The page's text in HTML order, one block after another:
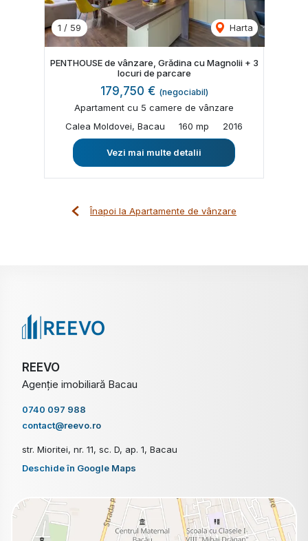
1 / 59 Harta
PENTHOUSE de vânzare, Grădina cu Magnolii + 3
locuri de parcare
179,750 € (negociabil)
Apartament cu 5 camere de vânzare
Calea Moldovei, Bacau
160 mp 2016
Vezi mai multe detalii
Înapoi la Apartamente de vânzare
REEVO
Agenție imobiliară Bacau
0740 097 988
contact@reevo.ro
str. Mioritei, nr. 11, sc. D, ap. 1, Bacau
Deschide în Google Maps